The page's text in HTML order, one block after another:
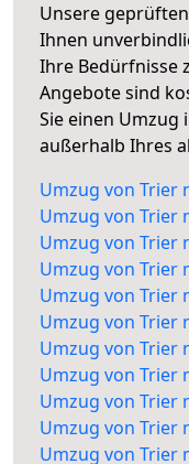
Unsere
Ihnen
Ihre Bedürfnisse
Angebote sind
Sie einen Umzug
außerhalb Ihres
Umzug von Trier
Umzug von Trier
Umzug von Trier
Umzug von Trier
Umzug von Trier
Umzug von Trier
Umzug von Trier
Umzug von Trier
Umzug von Trier
Umzug von Trier
Umzug von Trier